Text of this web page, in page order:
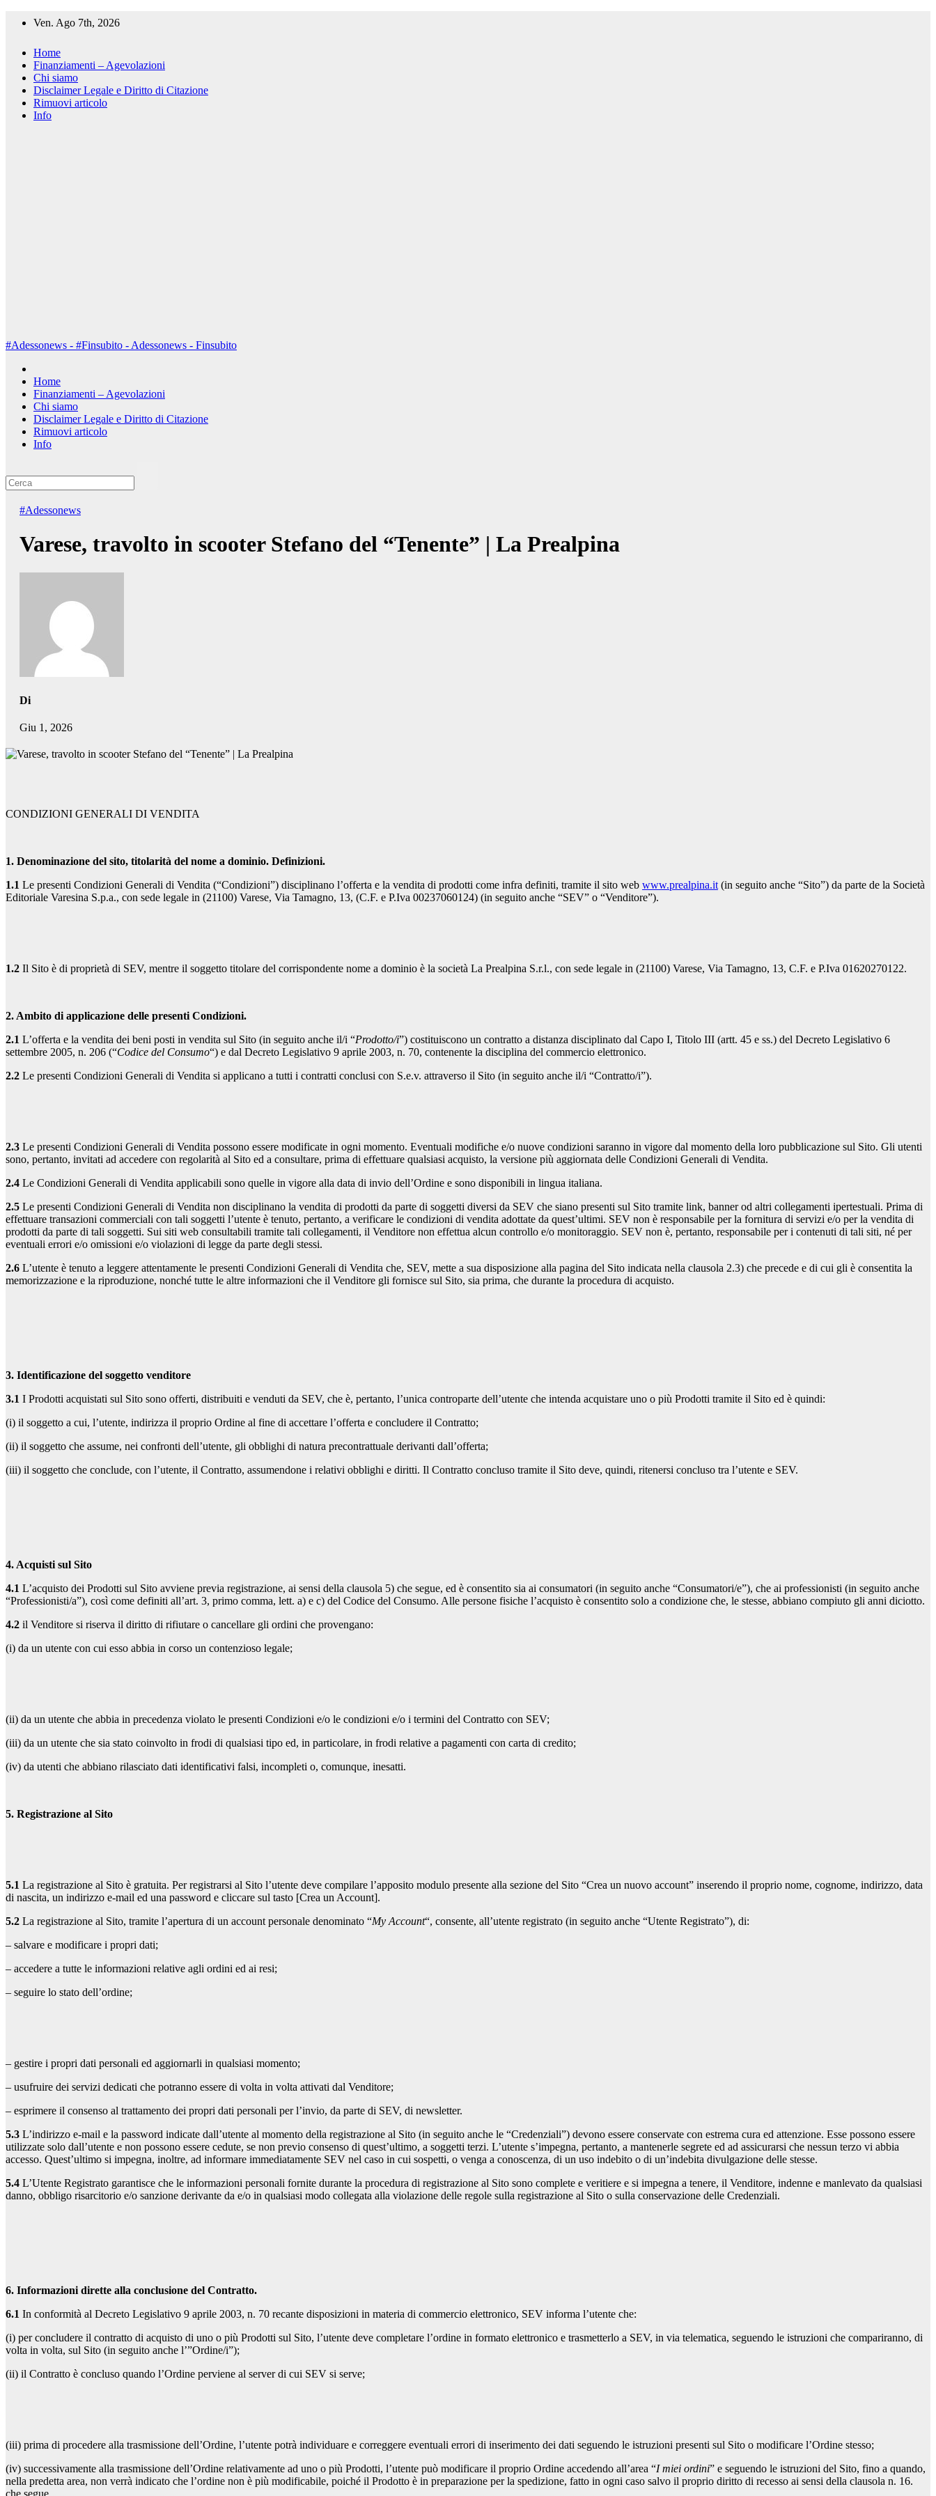
Ven. Ago 7th, 2026
Home
Finanziamenti – Agevolazioni
Chi siamo
Disclaimer Legale e Diritto di Citazione
Rimuovi articolo
Info
#Adessonews - #Finsubito - Adessonews - Finsubito
Home
Finanziamenti – Agevolazioni
Chi siamo
Disclaimer Legale e Diritto di Citazione
Rimuovi articolo
Info
#Adessonews
Varese, travolto in scooter Stefano del “Tenente” | La Prealpina
Di
Giu 1, 2026
CONDIZIONI GENERALI DI VENDITA
1. Denominazione del sito, titolarità del nome a dominio. Definizioni.
1.1 Le presenti Condizioni Generali di Vendita (“Condizioni”) disciplinano l’offerta e la vendita di prodotti come infra definiti, tramite il sito web www.prealpina.it(in seguito anche “Sito”) da parte de la Società
Editoriale Varesina S.p.a., con sede legale in (21100) Varese, Via Tamagno, 13, (C.F. e P.Iva 00237060124) (in seguito anche “SEV” o “Venditore”).
1.2 Il Sito è di proprietà di SEV, mentre il soggetto titolare del corrispondente nome a dominio è la società La Prealpina S.r.l., con sede legale in (21100) Varese, Via Tamagno, 13, C.F. e P.Iva 01620270122.
2. Ambito di applicazione delle presenti Condizioni.
2.1 L’offerta e la vendita dei beni posti in vendita sul Sito (in seguito anche il/i “Prodotto/i”) costituiscono un contratto a distanza disciplinato dal Capo I, Titolo III (artt. 45 e ss.) del Decreto Legislativo 6
settembre 2005, n. 206 (“Codice del Consumo“) e dal Decreto Legislativo 9 aprile 2003, n. 70, contenente la disciplina del commercio elettronico.
2.2 Le presenti Condizioni Generali di Vendita si applicano a tutti i contratti conclusi con S.e.v. attraverso il Sito (in seguito anche il/i “Contratto/i”).
2.3 Le presenti Condizioni Generali di Vendita possono essere modificate in ogni momento. Eventuali modifiche e/o nuove condizioni saranno in vigore dal momento della loro pubblicazione sul Sito. Gli utenti
sono, pertanto, invitati ad accedere con regolarità al Sito ed a consultare, prima di effettuare qualsiasi acquisto, la versione più aggiornata delle Condizioni Generali di Vendita.
2.4 Le Condizioni Generali di Vendita applicabili sono quelle in vigore alla data di invio dell’Ordine e sono disponibili in lingua italiana.
2.5 Le presenti Condizioni Generali di Vendita non disciplinano la vendita di prodotti da parte di soggetti diversi da SEV che siano presenti sul Sito tramite link, banner od altri collegamenti ipertestuali. Prima di
effettuare transazioni commerciali con tali soggetti l’utente è tenuto, pertanto, a verificare le condizioni di vendita adottate da quest’ultimi. SEV non è responsabile per la fornitura di servizi e/o per la vendita di
prodotti da parte di tali soggetti. Sui siti web consultabili tramite tali collegamenti, il Venditore non effettua alcun controllo e/o monitoraggio. SEV non è, pertanto, responsabile per i contenuti di tali siti, né per
eventuali errori e/o omissioni e/o violazioni di legge da parte degli stessi.
2.6 L’utente è tenuto a leggere attentamente le presenti Condizioni Generali di Vendita che, SEV, mette a sua disposizione alla pagina del Sito indicata nella clausola 2.3) che precede e di cui gli è consentita la
memorizzazione e la riproduzione, nonché tutte le altre informazioni che il Venditore gli fornisce sul Sito, sia prima, che durante la procedura di acquisto.
3. Identificazione del soggetto venditore
3.1 I Prodotti acquistati sul Sito sono offerti, distribuiti e venduti da SEV, che è, pertanto, l’unica controparte dell’utente che intenda acquistare uno o più Prodotti tramite il Sito ed è quindi:
(i) il soggetto a cui, l’utente, indirizza il proprio Ordine al fine di accettare l’offerta e concludere il Contratto;
(ii) il soggetto che assume, nei confronti dell’utente, gli obblighi di natura precontrattuale derivanti dall’offerta;
(iii) il soggetto che conclude, con l’utente, il Contratto, assumendone i relativi obblighi e diritti. Il Contratto concluso tramite il Sito deve, quindi, ritenersi concluso tra l’utente e SEV.
4. Acquisti sul Sito
4.1 L’acquisto dei Prodotti sul Sito avviene previa registrazione, ai sensi della clausola 5) che segue, ed è consentito sia ai consumatori (in seguito anche “Consumatori/e”), che ai professionisti (in seguito anche
“Professionisti/a”), così come definiti all’art. 3, primo comma, lett. a) e c) del Codice del Consumo. Alle persone fisiche l’acquisto è consentito solo a condizione che, le stesse, abbiano compiuto gli anni diciotto.
4.2 il Venditore si riserva il diritto di rifiutare o cancellare gli ordini che provengano:
(i) da un utente con cui esso abbia in corso un contenzioso legale;
(ii) da un utente che abbia in precedenza violato le presenti Condizioni e/o le condizioni e/o i termini del Contratto con SEV;
(iii) da un utente che sia stato coinvolto in frodi di qualsiasi tipo ed, in particolare, in frodi relative a pagamenti con carta di credito;
(iv) da utenti che abbiano rilasciato dati identificativi falsi, incompleti o, comunque, inesatti.
5. Registrazione al Sito
5.1 La registrazione al Sito è gratuita. Per registrarsi al Sito l’utente deve compilare l’apposito modulo presente alla sezione del Sito “Crea un nuovo account” inserendo il proprio nome, cognome, indirizzo, data
di nascita, un indirizzo e-mail ed una password e cliccare sul tasto [Crea un Account].
5.2 La registrazione al Sito, tramite l’apertura di un account personale denominato “My Account“, consente, all’utente registrato (in seguito anche “Utente Registrato”), di:
– salvare e modificare i propri dati;
– accedere a tutte le informazioni relative agli ordini ed ai resi;
– seguire lo stato dell’ordine;
– gestire i propri dati personali ed aggiornarli in qualsiasi momento;
– usufruire dei servizi dedicati che potranno essere di volta in volta attivati dal Venditore;
– esprimere il consenso al trattamento dei propri dati personali per l’invio, da parte di SEV, di newsletter.
5.3 L’indirizzo e-mail e la password indicate dall’utente al momento della registrazione al Sito (in seguito anche le “Credenziali”) devono essere conservate con estrema cura ed attenzione. Esse possono essere
utilizzate solo dall’utente e non possono essere cedute, se non previo consenso di quest’ultimo, a soggetti terzi. L’utente s’impegna, pertanto, a mantenerle segrete ed ad assicurarsi che nessun terzo vi abbia
accesso. Quest’ultimo si impegna, inoltre, ad informare immediatamente SEV nel caso in cui sospetti, o venga a conoscenza, di un uso indebito o di un’indebita divulgazione delle stesse.
5.4 L’Utente Registrato garantisce che le informazioni personali fornite durante la procedura di registrazione al Sito sono complete e veritiere e si impegna a tenere, il Venditore, indenne e manlevato da qualsiasi
danno, obbligo risarcitorio e/o sanzione derivante da e/o in qualsiasi modo collegata alla violazione delle regole sulla registrazione al Sito o sulla conservazione delle Credenziali.
6. Informazioni dirette alla conclusione del Contratto.
6.1 In conformità al Decreto Legislativo 9 aprile 2003, n. 70 recante disposizioni in materia di commercio elettronico, SEV informa l’utente che:
(i) per concludere il contratto di acquisto di uno o più Prodotti sul Sito, l’utente deve completare l’ordine in formato elettronico e trasmetterlo a SEV, in via telematica, seguendo le istruzioni che compariranno, di
volta in volta, sul Sito (in seguito anche l’”Ordine/i”);
(ii) il Contratto è concluso quando l’Ordine perviene al server di cui SEV si serve;
(iii) prima di procedere alla trasmissione dell’Ordine, l’utente potrà individuare e correggere eventuali errori di inserimento dei dati seguendo le istruzioni presenti sul Sito o modificare l’Ordine stesso;
(iv) successivamente alla trasmissione dell’Ordine relativamente ad uno o più Prodotti, l’utente può modificare il proprio Ordine accedendo all’area “I miei ordini” e seguendo le istruzioni del Sito, fino a quando,
nella predetta area, non verrà indicato che l’ordine non è più modificabile, poiché il Prodotto è in preparazione per la spedizione, fatto in ogni caso salvo il proprio diritto di recesso ai sensi della clausola n. 16.